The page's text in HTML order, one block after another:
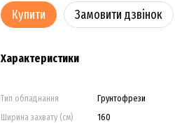
Купити Замовити дзвiнок
Характеристики
Тип обладнання
Грунтофрези
Ширина захвату (см)
160